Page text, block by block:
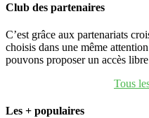
Club des partenaires
C’est grâce aux partenariats
choisis dans une même
pouvons proposer un accès
Tous
Les + populaires